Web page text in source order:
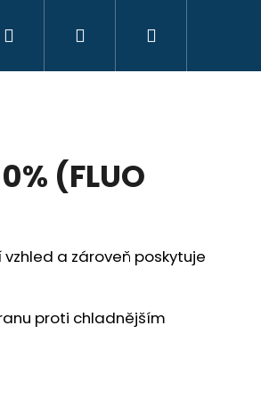
DÍLY DÁRKOVÝ
Přihlášení
(FLUO
a zároveň poskytuje
proti chladnějším